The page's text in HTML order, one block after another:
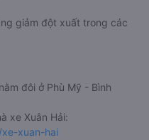
giảm đột xuất trong các
đôi ở Phù Mỹ - Bình
xe Xuân Hải:
xuan-hai